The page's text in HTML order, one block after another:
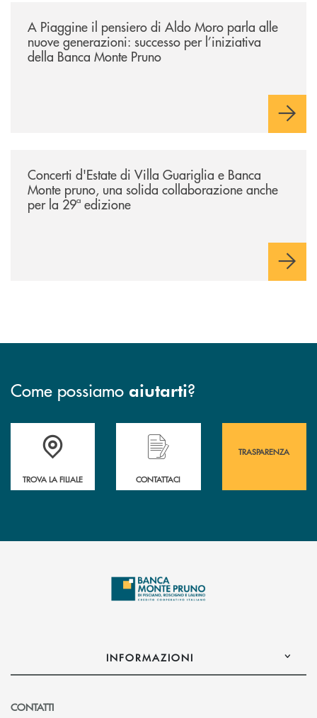
A Piaggine il pensiero di Aldo Moro parla alle
nuove generazioni: successo per l’iniziativa
della Banca Monte Pruno
Concerti d'Estate di Villa Guariglia e Banca
Monte pruno, una solida collaborazione anche
per la 29ª edizione
Come possiamo aiutarti?
Accedi all' elenco completo&nbsp; delle&nbsp; filiali&nbsp; di Banca
TROVA LA FILIALE
Hai bisogno di assistenza immediata?
CONTATTACI
TRASPARENZA
INFORMAZIONI
CONTATTI